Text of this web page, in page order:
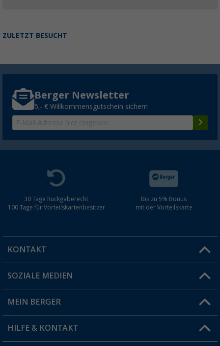
ZULETZT BESUCHT
Berger Newsletter
5,- € Willkommensgutschein sichern
30 Tage Rückgaberecht
100 Tage für Vorteilskartenbesitzer
Bis zu 5% Bonus
mit der Vorteilskarte
KONTAKT
Du hast eine Frage?
Filiale finden
SOZIALE MEDIEN
MEIN BERGER
Vorteilskarte
HILFE & KONTAKT